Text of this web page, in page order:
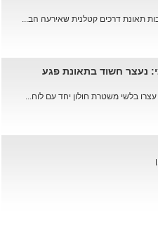
תאונת דרכים קטלנית שאירעה הב...
נעצר חשוד בתאונת פגע
בלשי משטרת חולון יחד עם לוח...